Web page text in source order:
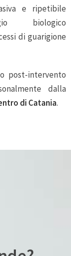
e ripetibile
biologico
di guarigione
post-intervento
dalla
di Catania.